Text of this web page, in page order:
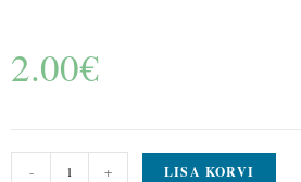
2.00€
- + LISA KORVI